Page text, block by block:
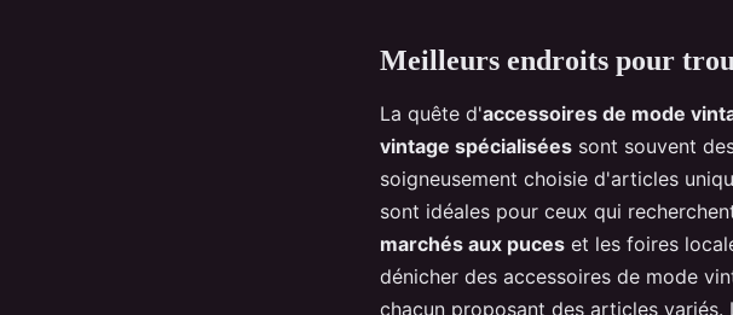
Meilleurs endroits pour
La quête d'accessoires de mode
vintage spécialisées sont souvent
soigneusement choisie d'articles
sont idéales pour ceux qui
marchés aux puces et les foires
dénicher des accessoires de mode
chacun proposant des articles